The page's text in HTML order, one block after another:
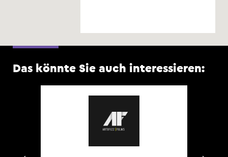
Das könnte Sie auch interessieren: